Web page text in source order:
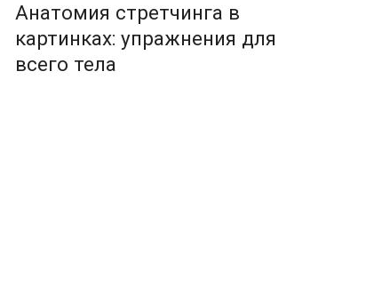
Анатомия стретчинга в
картинках: упражнения для
всего тела